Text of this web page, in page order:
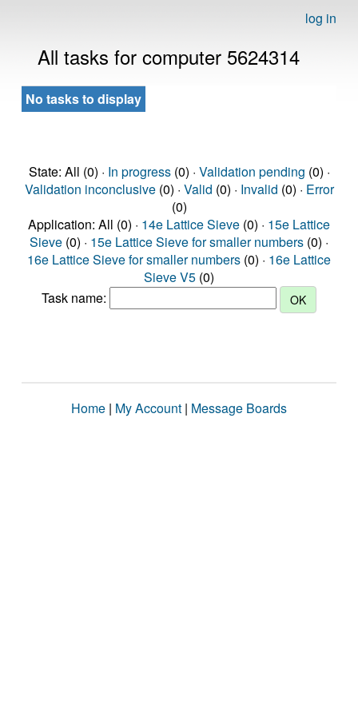
log in
All tasks for computer 5624314
No tasks to display
State: All (0) · In progress(0) · Validation pending (0) ·
Validation inconclusive(0) · Valid (0) · Invalid (0) · Error
(0)
Application: All (0) · 14e Lattice Sieve (0) · 15e Lattice
Sieve (0) · 15e Lattice Sieve for smaller numbers (0) ·
16e Lattice Sieve for smaller numbers (0) · 16e Lattice
Sieve V5 (0)
Task name:
Home | My Account | Message Boards